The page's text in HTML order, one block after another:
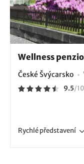
Wellness
České Švýcarsko
9.5/10
Rychlépředstavení